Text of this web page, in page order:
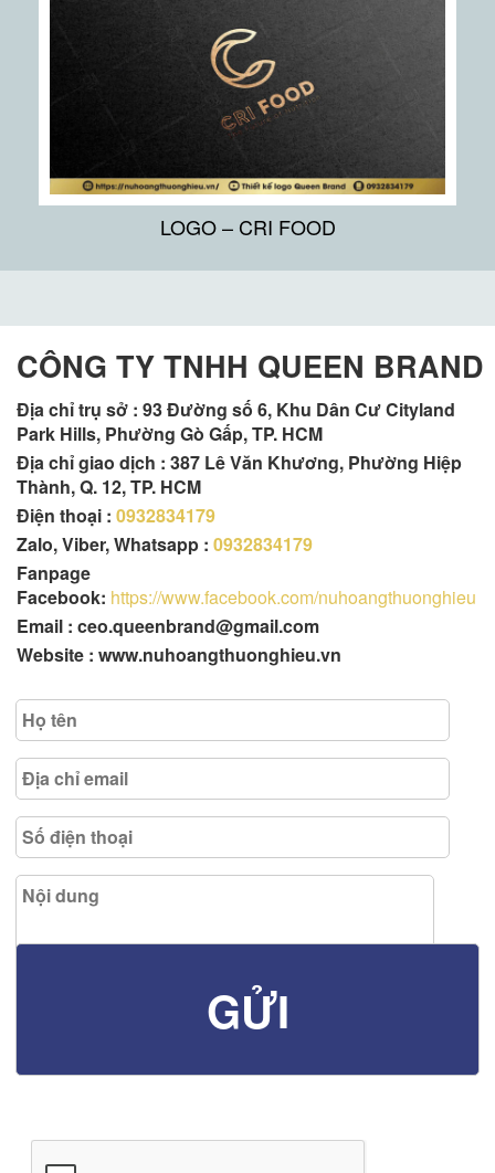
LOGO – CRI FOOD
CÔNG TY TNHH QUEEN BRAND
Địa chỉ trụ sở : 93 Đường số 6, Khu Dân Cư Cityland
Park Hills, Phường Gò Gấp, TP. HCM
Địa chỉ giao dịch : 387 Lê Văn Khương, Phường Hiệp
Thành, Q. 12, TP. HCM
Điện thoại : 0932834179
Zalo, Viber, Whatsapp : 0932834179
Fanpage
Facebook: https://www.facebook.com/nuhoangthuonghieu
Email : ceo.queenbrand@gmail.com
Website : www.nuhoangthuonghieu.vn